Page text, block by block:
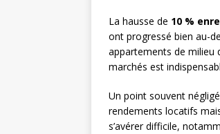
La hausse de 10 %
ont progressé bien au-
appartements de milieu
marchés est
Un point souvent
rendements locatifs
s’avérer difficile,